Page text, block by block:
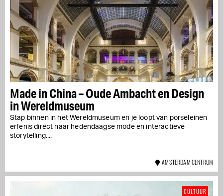
Made in China – Oude Ambacht en Design
in Wereldmuseum
Stap binnen in het Wereldmuseum en je loopt van porseleinen
erfenis direct naar hedendaagse mode en interactieve
storytelling....
AMSTERDAM CENTRUM
CULTUUR